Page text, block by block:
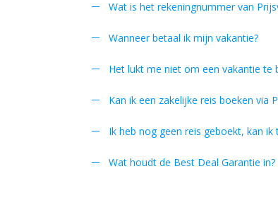
Wat is het rekeningnummer van
Wanneer betaal ik mijn vakantie?
Het lukt me niet om een vakantie te
Kan ik een zakelijke reis boeken via
Ik heb nog geen reis geboekt, kan
Wat houdt de Best Deal Garantie in?